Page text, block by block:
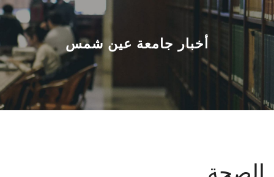
عن الجامعة
القطاعـات
الشئون الأكاديمية
البحث العلمي
أخبار جامعة عين شمس